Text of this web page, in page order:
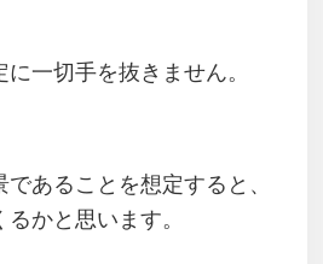
一切手を抜きません。
あることを想定すると、
かと思います。